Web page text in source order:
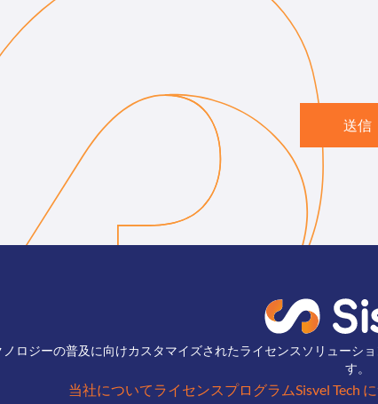
送信
ロジーの普及に向けカスタマイズされたライセンスソリュー
す。
当社についてライセンスプログラムSisvel Tech